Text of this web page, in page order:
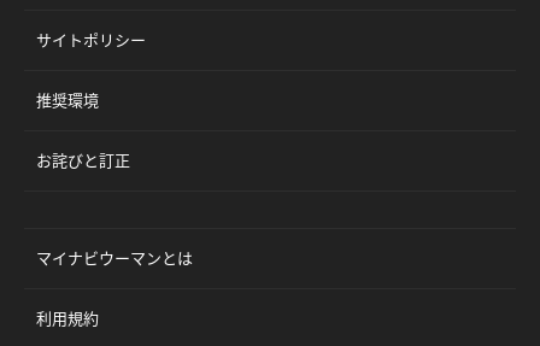
サイトポリシー
推奨環境
お詫びと訂正
マイナビウーマンとは
利用規約